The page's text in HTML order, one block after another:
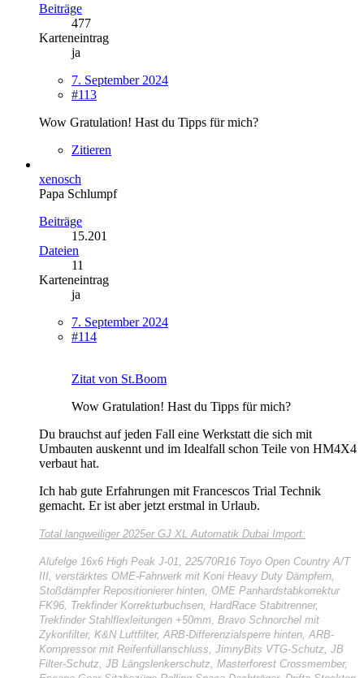
Beiträge
477
Karteneintrag
ja
7. September 2024
#113
Wow Gratulation! Hast du Tipps für mich?
Zitieren
xenosch
Papa Schlumpf
Beiträge
15.201
Dateien
11
Karteneintrag
ja
7. September 2024
#114
Zitat von St.Boom
Wow Gratulation! Hast du Tipps für mich?
Du brauchst auf jeden Fall eine Werkstatt die sich mit
Umbauten auskennt und im Idealfall schon Teile von HM4X4
verbaut hat.
Ich hab gute Erfahrungen mit Francescos Trial Technik
gemacht. Er ist aber jetzt erstmal in Urlaub.
Total langweiliger 2025er GJ XL Automatik Dubai Import:
Alufelge 16x6 High Peak J-01, 225/70R16 Toyo Open Country A/T
III, verstärktes OME-Fahrwerk mit Koni Heavy Duty Dämpfern,
Stoßdämpfer Repositionierer hinten, OME Panhardstabkorrektur
FK96, Trekfinder Korrekturbuchsen, HardRace Stabitrenner,
Trekfinder Stahlflexleitungen +50mm, Bravo Schnorchel mit
Zykonfilter, K&N Luftfilter, ARB-Differenzialsperre hinten, ARB-
Kompressor mit Reifenfüllanschluss, JimnyBits VTG-Schutz, JB
Filter-Schutz, JB Längslenkerschutz, Masterforest Crossmember,